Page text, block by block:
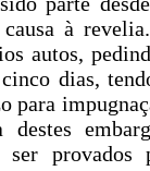
à revelia.
autos,
dias,
para
destes
ser